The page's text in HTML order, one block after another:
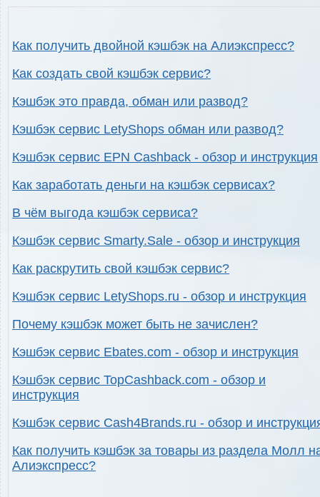
Как получить двойной кэшбэк на Алиэкспресс?
Как создать свой кэшбэк сервис?
Кэшбэк это правда, обман или развод?
Кэшбэк сервис LetyShops обман или развод?
Кэшбэк сервис EPN Cashback - обзор и инструкция
Как заработать деньги на кэшбэк сервисах?
В чём выгода кэшбэк сервиса?
Кэшбэк сервис Smarty.Sale - обзор и инструкция
Как раскрутить свой кэшбэк сервис?
Кэшбэк сервис LetyShops.ru - обзор и инструкция
Почему кэшбэк может быть не зачислен?
Кэшбэк сервис Ebates.com - обзор и инструкция
Кэшбэк сервис TopCashback.com - обзор и
инструкция
Кэшбэк сервис Cash4Brands.ru - обзор и
Как получить кэшбэк за товары из раздела Молл
Алиэкспресс?